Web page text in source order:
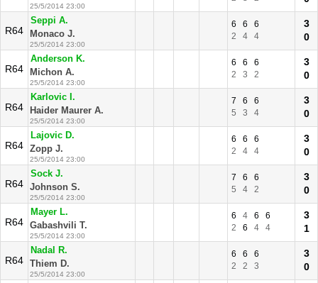
25/5/2014 23:00
R64
Seppi A.
Monaco J.
25/5/2014 23:00
6 6
6
2
4 4
3
0
R64
Anderson K.
Michon A.
25/5/2014 23:00
6 6
6
2
3 2
3
0
R64
Karlovic I.
Haider Maurer A.
25/5/2014 23:00
7 6
6
5
3 4
3
0
R64
Lajovic D.
Zopp J.
25/5/2014 23:00
6 6
6
2
4 4
3
0
R64
Sock J.
Johnson S.
25/5/2014 23:00
7 6
6
5
4 2
3
0
R64
Mayer L.
Gabashvili T.
25/5/2014 23:00
6 4 6
6
2
6 4 4
3
1
R64
Nadal R.
Thiem D.
25/5/2014 23:00
6 6
6
2
2 3
3
0